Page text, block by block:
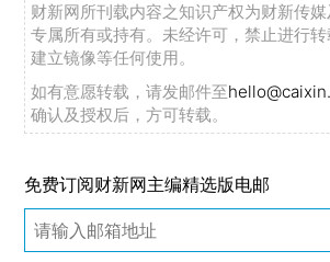
财新网所刊载内容之知识产权为财新传
专属所有或持有。未经许可，禁止进行
建立镜像等任何使用。
如有意愿转载，请发邮件至
确认及授权后，方可转载。
免费订阅财新网主编精选版电邮